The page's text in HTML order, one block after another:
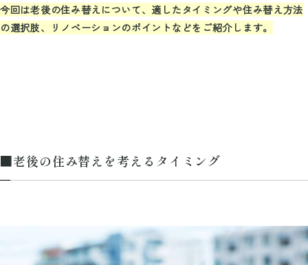
今回は老後の住み替えについて、適したタイミングや住み替え方法
の選択肢、リノベーションのポイントなどをご紹介します。
■老後の住み替えを考えるタイミング